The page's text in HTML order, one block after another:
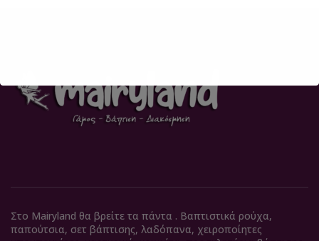
Στο Mairyland θα βρείτε τα πάντα . Βαπτιστικά ρούχα,
παπούτσια, σετ βάπτισης, λαδόπανα, χειροποίητες